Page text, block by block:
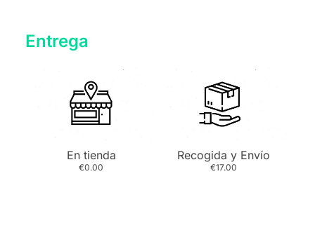
Entrega
En tienda
€0.00
Recogida y Envío
€17.00